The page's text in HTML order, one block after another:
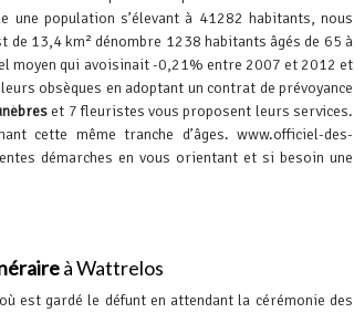
Leaflet contributeurs
population s’élevant à 41282 habitants, nous
de 13,4 km² dénombre 1238 habitants âgés de 65 à
moyen qui avoisinait -0,21% entre 2007 et 2012 et
obsèques en adoptant un contrat de prévoyance
et 7 fleuristes vous proposent leurs services.
cette même tranche d’âges. www.officiel-des-
démarches en vous orientant et si besoin une
à Wattrelos
est gardé le défunt en attendant la cérémonie des